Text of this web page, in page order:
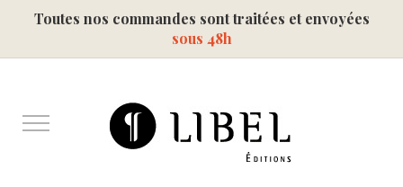
Toutes nos commandes sont traitées et envoyées
sous 48h